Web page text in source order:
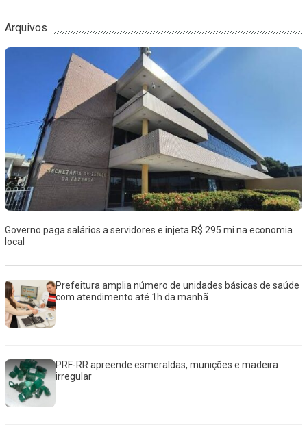
Arquivos
Governo paga salários a servidores e injeta R$ 295 mi na economia
local
Prefeitura amplia número de unidades básicas de saúde
com atendimento até 1h da manhã
PRF-RR apreende esmeraldas, munições e madeira
irregular